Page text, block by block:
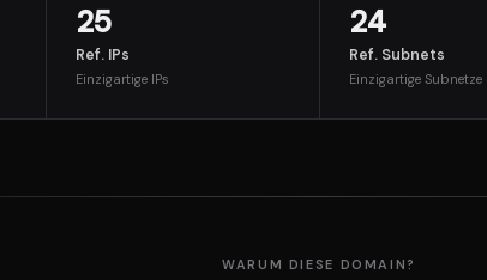
25
Ref. IPs
Einzigartige IPs
24
Ref. Subnets
Einzigartige Subnetze
WARUM DIESE DOMAIN?